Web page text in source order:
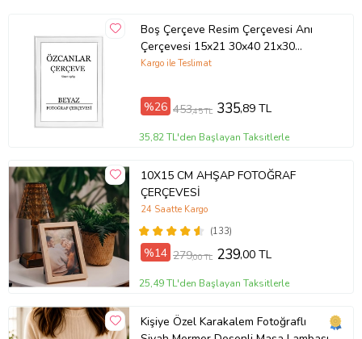
Boş Çerçeve Resim Çerçevesi Anı
Çerçevesi 15x21 30x40 21x30
Çerçeve Gold Çerçeve Siyah
Kargo ile Teslimat
%26 453,45 TL 335,89 TL
35,82 TL'den Başlayan Taksitlerle
10X15 CM AHŞAP FOTOĞRAF
ÇERÇEVESİ
(133)
24 Saatte Kargo
%14 279,00 TL 239,00 TL
25,49 TL'den Başlayan Taksitlerle
Kişiye Özel Karakalem Fotoğraflı